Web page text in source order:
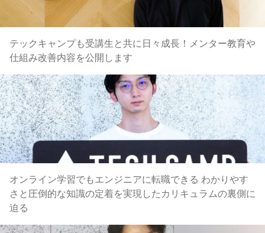
テックキャンプも受講生と共に日々成長！メンター教育や
仕組み改善内容を公開します
オンライン学習でもエンジニアに転職できる わかりやす
さと圧倒的な知識の定着を実現したカリキュラムの裏側に
迫る